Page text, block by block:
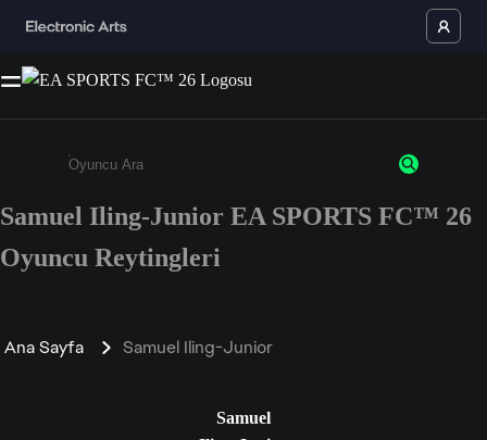
Enter a minimum of 3 characters or numbers
Samuel Iling-Junior EA SPORTS FC™ 26
Oyuncu Reytingleri
Ana Sayfa Samuel Iling-Junior
Samuel